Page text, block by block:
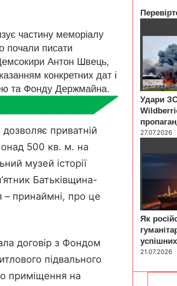
частину меморіалу
почали писати
Антон Швець,
конкретних дат і
та Фонду Держмайна.
приватній
500 кв. м. на
музей історії
Батьківщина-
– принаймні, про це
договір з Фондом
підвального
приміщення на
Удари
27.07.2026
Як
21.07.2026